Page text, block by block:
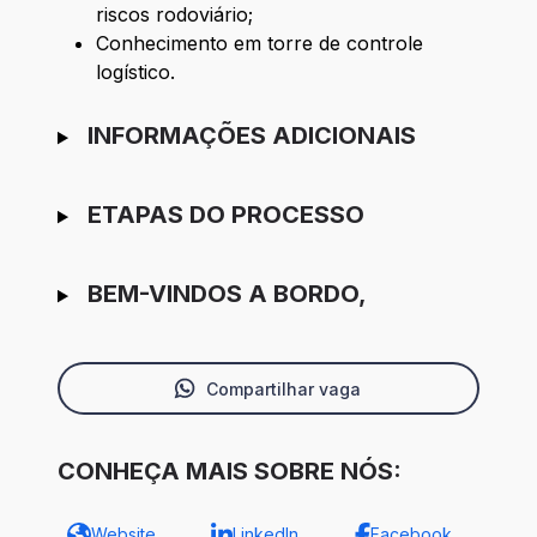
riscos rodoviário;
Conhecimento em torre de controle
logístico.
INFORMAÇÕES ADICIONAIS
ETAPAS DO PROCESSO
BEM-VINDOS A BORDO,
Compartilhar vaga
CONHEÇA MAIS SOBRE NÓS: